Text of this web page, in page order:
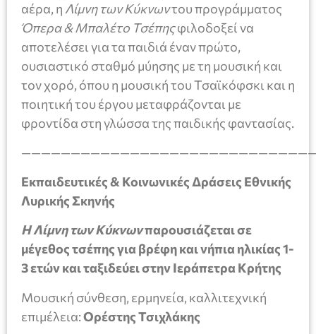
αέρα, η Λίμνη των Κύκνωντου προγράμματος
Όπερα & Μπαλέτο Τσέπηςφιλοδοξεί να
αποτελέσει για τα παιδιά έναν πρώτο,
ουσιαστικό σταθμό μύησης με τη μουσική και
τον χορό, όπου η μουσική του Τσαϊκόφσκι και η
ποιητική του έργου μεταφράζονται με
φροντίδα στη γλώσσα της παιδικής φαντασίας.
Εκπαιδευτικές & Κοινωνικές Δράσεις Εθνικής
Λυρικής Σκηνής
ΗΛίμνη των Κύκνωνπαρουσιάζεται σε
μέγεθος τσέπης για βρέφη και νήπια ηλικίας 1-
3 ετών και ταξιδεύει στην Ιεράπετρα Κρήτης
Μουσική σύνθεση, ερμηνεία, καλλιτεχνική
επιμέλεια:Ορέστης Τσιχλάκης